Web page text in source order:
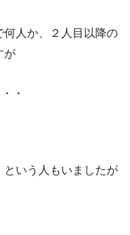
人か、２人目以降の
が
・
いう人もいましたが